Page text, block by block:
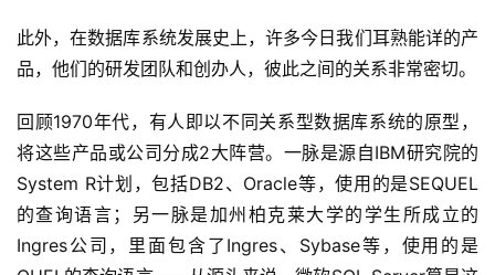
此外，在数据库系统发展史上，许多今日我们耳熟能详的产
品，他们的研发团队和创办人，彼此之间的关系非常密切。
回顾1970年代，有人即以不同关系型数据库系统的原型，
将这些产品或公司分成2大阵营。一脉是源自IBM研究院的
System R计划，包括DB2、Oracle等，使用的是SEQUEL
的查询语言；另一脉是加州柏克莱大学的学生所成立的
Ingres公司，里面包含了Ingres、Sybase等，使用的是